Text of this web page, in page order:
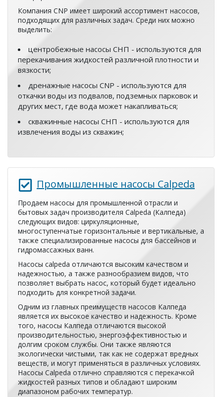
Компания CNP имеет широкий ассортимент насосов,
подходящих для различных задач. Среди них можно
выделить:
центробежные насосы СНП - используются для
перекачивания жидкостей различной плотности и
вязкости;
дренажные насосы CNP - используются для
откачки воды из подвалов, подземных парковок и
других мест, где вода может накапливаться;
скважинные насосы СНП - используются для
извлечения воды из скважин;
Промышленные насосы Calpeda
Продаем насосы для промышленной отрасли и
бытовых задач производителя Calpeda (Калпеда)
следующих видов: циркуляционные,
многоступенчатые горизонтальные и вертикальные, а
также специализированные насосы для бассейнов и
гидромассажных ванн.
Насосы calpeda отличаются высоким качеством и
надежностью, а также разнообразием видов, что
позволяет выбрать насос, который будет идеально
подходить для конкретной задачи.
Одним из главных преимуществ насосов Калпеда
является их высокое качество и надежность. Кроме
того, насосы Калпеда отличаются высокой
производительностью, энергоэффективностью и
долгим сроком службы. Они также являются
экологически чистыми, так как не содержат вредных
веществ, и могут применяться в различных условиях.
Насосы Calpeda отлично справляются с перекачкой
жидкостей разных типов и обладают широким
диапазоном рабочих температур.